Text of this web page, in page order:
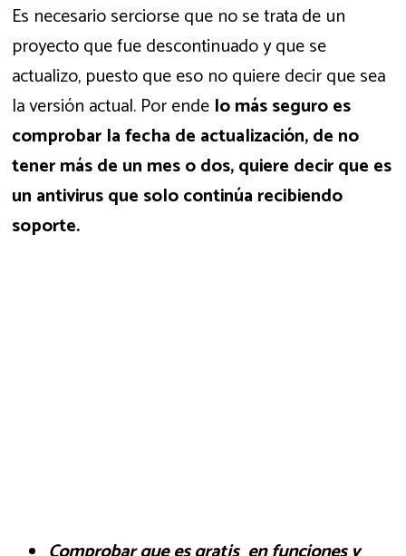
Es necesario serciorse que no se trata de un
proyecto que fue descontinuado y que se
actualizo, puesto que eso no quiere decir que sea
la versión actual. Por ende lo más seguro es
comprobar la fecha de actualización, de no
tener más de un mes o dos, quiere decir que es
un antivirus que solo continúa recibiendo
soporte.